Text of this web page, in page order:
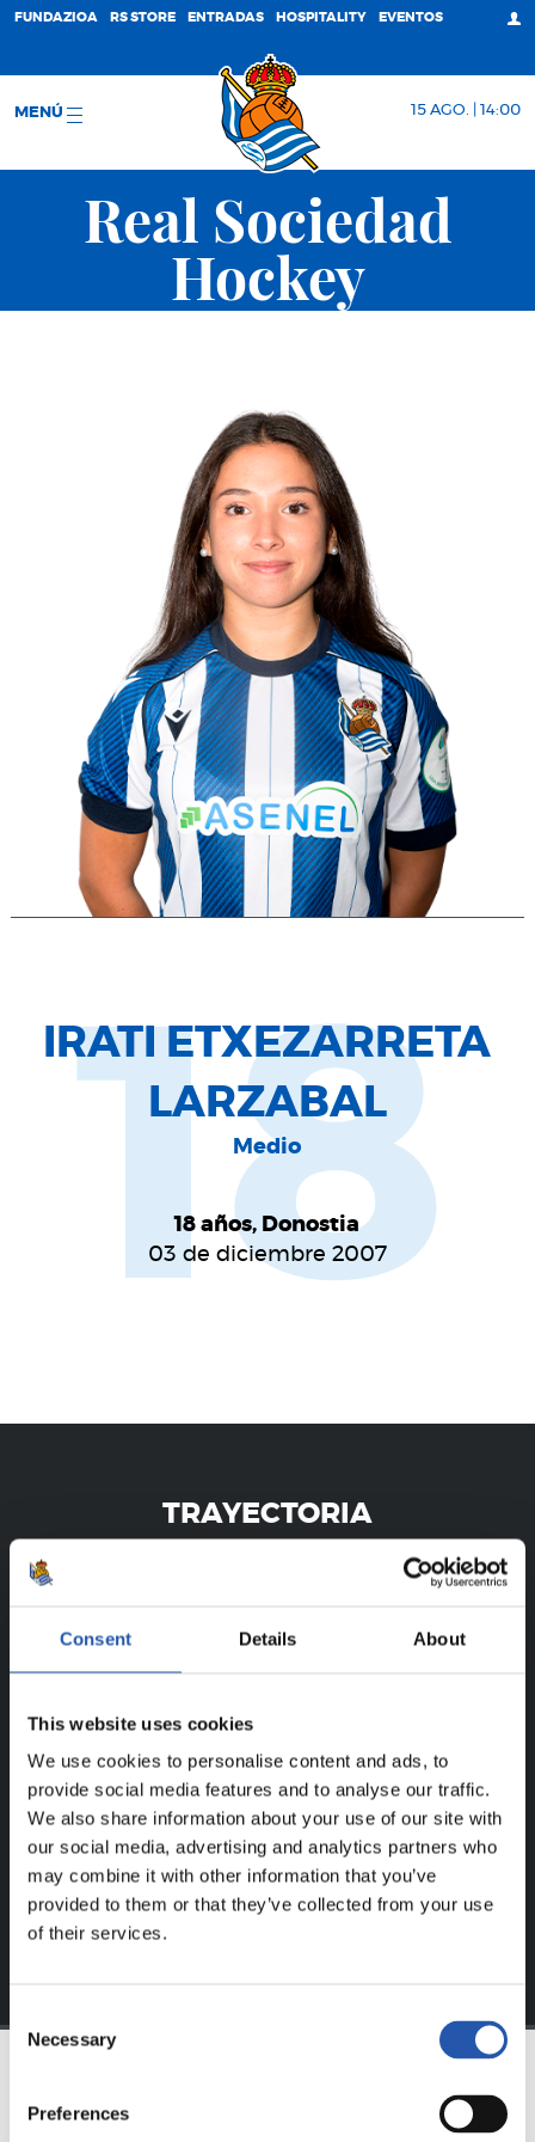
Consent Details About
This website uses cookies
We use cookies to personalise content and ads, to
provide social media features and to analyse our traffic.
We also share information about your use of our site with
our social media, advertising and analytics partners who
may combine it with other information that you’ve
provided to them or that they’ve collected from your use
of their services.
Selection
Necessary
Preferences
FUNDAZIOA RS STORE ENTRADAS HOSPITALITY EVENTOS
MENÚ 15 AGO. | 14:00
Real Sociedad
Hockey
IRATI ETXEZARRETA
LARZABAL
Medio
18 años, Donostia
03 de diciembre 2007
18
TRAYECTORIA
Este contenido es solo para los usuarios registrados en
nuestra web.
Regístrate haciendo clic en el
contenido exclusivo para ti.